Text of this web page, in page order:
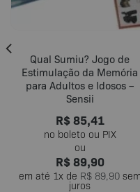
Qual Sumiu? Jogo de
Estimulação da Memória
para Adultos e Idosos –
Sensii
R$85,41
R$89,90
em até 1x de R$89,90sem
juros